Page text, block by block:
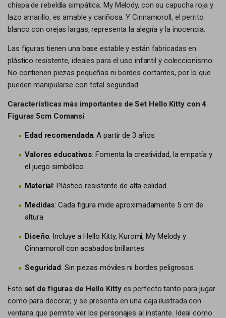
chispa de rebeldía simpática. My Melody, con su capucha roja y
lazo amarillo, es amable y cariñosa. Y Cinnamoroll, el perrito
blanco con orejas largas, representa la alegría y la inocencia.
Las figuras tienen una base estable y están fabricadas en
plástico resistente, ideales para el uso infantil y coleccionismo.
No contienen piezas pequeñas ni bordes cortantes, por lo que
pueden manipularse con total seguridad.
Características más importantes de Set Hello Kitty con 4
Figuras 5cm Comansi
Edad recomendada: A partir de 3 años
Valores educativos: Fomenta la creatividad, la empatía y
el juego simbólico
Material: Plástico resistente de alta calidad
Medidas: Cada figura mide aproximadamente 5 cm de
altura
Diseño: Incluye a Hello Kitty, Kuromi, My Melody y
Cinnamoroll con acabados brillantes
Seguridad: Sin piezas móviles ni bordes peligrosos
Este set de figuras de Hello Kittyes perfecto tanto para jugar
como para decorar, y se presenta en una caja ilustrada con
ventana que permite ver los personajes al instante. Ideal como